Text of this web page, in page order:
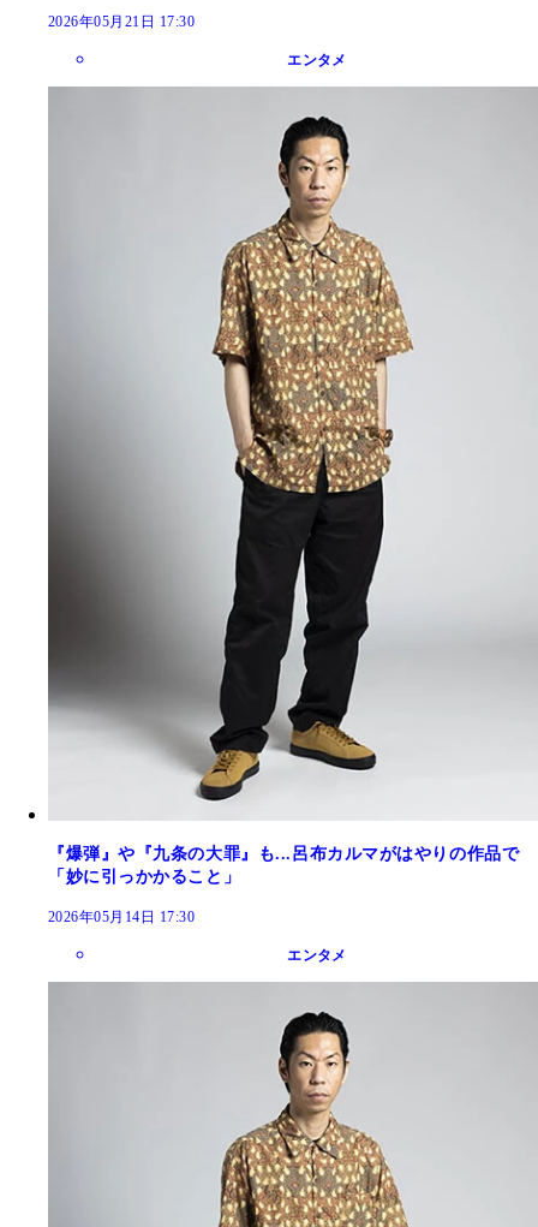
2026年05月21日 17:30
エンタメ
『爆弾』や『九条の大罪』も...呂布カルマがはやりの作品で
「妙に引っかかること」
2026年05月14日 17:30
エンタメ